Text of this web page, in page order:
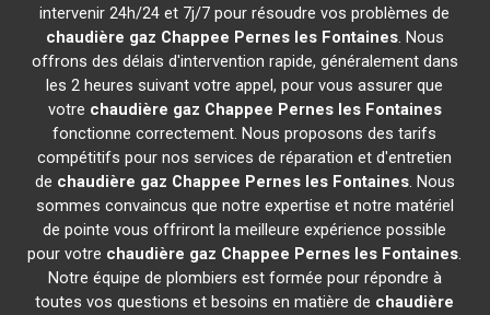
intervenir 24h/24 et 7j/7 pour résoudre vos problèmes de
chaudière gaz Chappee Pernes les Fontaines. Nous
offrons des délais d'intervention rapide, généralement dans
les 2 heures suivant votre appel, pour vous assurer que
votre chaudière gaz Chappee Pernes les Fontaines
fonctionne correctement. Nous proposons des tarifs
compétitifs pour nos services de réparation et d'entretien
de chaudière gaz Chappee Pernes les Fontaines. Nous
sommes convaincus que notre expertise et notre matériel
de pointe vous offriront la meilleure expérience possible
pour votre chaudière gaz Chappee Pernes les Fontaines.
Notre équipe de plombiers est formée pour répondre à
toutes vos questions et besoins en matière de chaudière